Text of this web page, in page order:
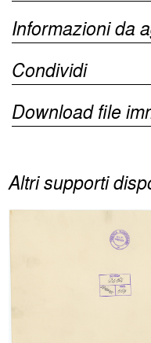
Informazioni da
Condividi
Download file
Altri supporti